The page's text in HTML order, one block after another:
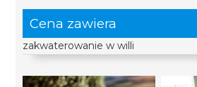
Cena zawiera
zakwaterowanie w willi